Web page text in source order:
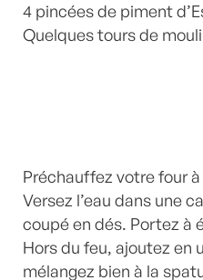
4 pincées de piment
Quelques tours de
Préchauffez votre four à
Versez l’eau dans une
coupé en dés. Portez à
Hors du feu, ajoutez en
mélangez bien à la